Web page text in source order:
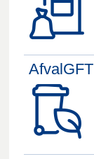
AfvalGFT